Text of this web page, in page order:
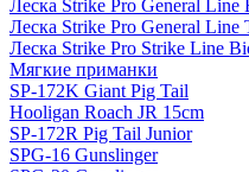
Леска Strike Pro General Line
Леска Strike Pro General Line
Леска Strike Pro Strike Line
Мягкие приманки
SP-172K Giant Pig Tail
Hooligan Roach JR 15cm
SP-172R Pig Tail Junior
SPG-16 Gunslinger